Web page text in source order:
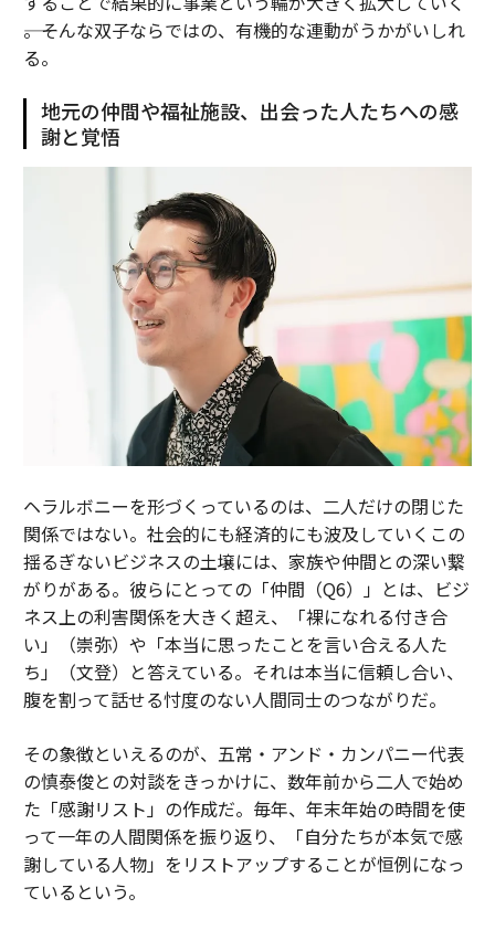
――。そんな双子ならではの、有機的な連動がうかがいしれ
る。
地元の仲間や福祉施設、出会った人たちへの感
謝と覚悟
ヘラルボニーを形づくっているのは、二人だけの閉じた
関係ではない。社会的にも経済的にも波及していくこの
揺るぎないビジネスの土壌には、家族や仲間との深い繋
がりがある。彼らにとっての「仲間（Q6）」とは、ビジ
ネス上の利害関係を大きく超え、「裸になれる付き合
い」（崇弥）や「本当に思ったことを言い合える人た
ち」（文登）と答えている。それは本当に信頼し合い、
腹を割って話せる忖度のない人間同士のつながりだ。
その象徴といえるのが、五常・アンド・カンパニー代表
の慎泰俊との対談をきっかけに、数年前から二人で始め
た「感謝リスト」の作成だ。毎年、年末年始の時間を使
って一年の人間関係を振り返り、「自分たちが本気で感
謝している人物」をリストアップすることが恒例になっ
ているという。